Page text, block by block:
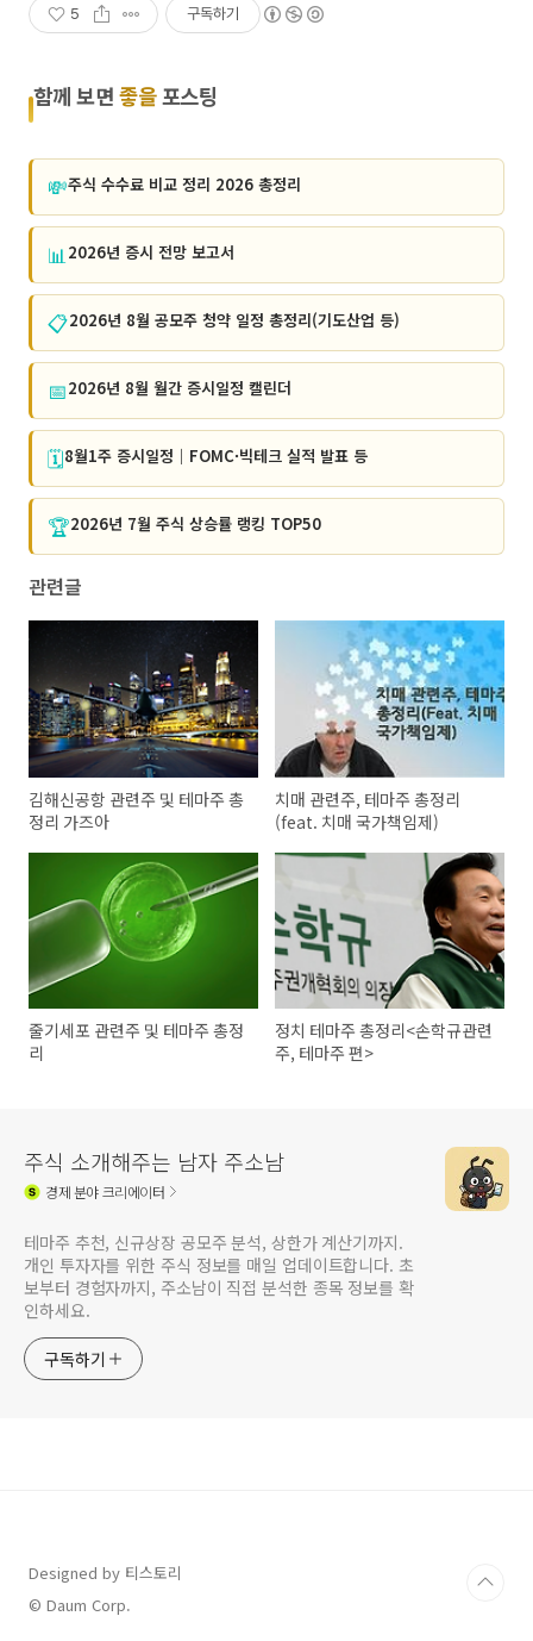
5 구독하기
함께 보면 좋을포스팅
💸주식 수수료 비교 정리 2026 총정리
📊2026년 증시 전망 보고서
📋2026년 8월 공모주 청약 일정 총정리(기도산업 등)
📅2026년 8월 월간 증시일정 캘린더
🗓️8월1주 증시일정｜FOMC·빅테크 실적 발표 등
🏆2026년 7월 주식 상승률 랭킹 TOP50
관련글
김해신공항 관련주 및 테마주 총
정리 가즈아
치매 관련주, 테마주 총정리
(feat. 치매 국가책임제)
줄기세포 관련주 및 테마주 총정
리
정치 테마주 총정리<손학규관련
주, 테마주 편>
주식 소개해주는 남자 주소남
경제분야 크리에이터
테마주 추천, 신규상장 공모주 분석, 상한가 계산기까지.
개인 투자자를 위한 주식 정보를 매일 업데이트합니다. 초
보부터 경험자까지, 주소남이 직접 분석한 종목 정보를 확
인하세요.
구독하기
Designed by 티스토리
© Daum Corp.